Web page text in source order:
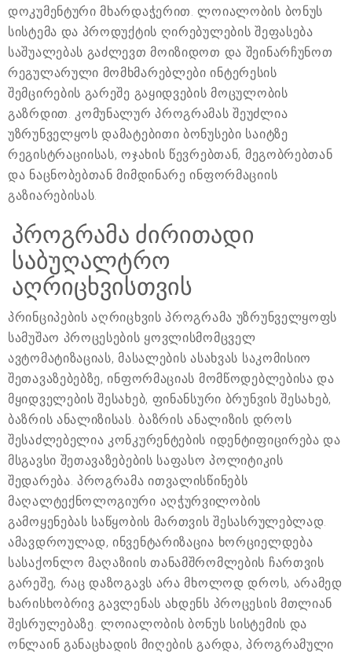
დოკუმენტური მხარდაჭერით. ლოიალობის ბონუს
სისტემა და პროდუქტის ღირებულების შეფასება
საშუალებას გაძლევთ მოიზიდოთ და შეინარჩუნოთ
რეგულარული მომხმარებლები ინტერესის
შემცირების გარეშე გაყიდვების მოცულობის
გაზრდით. კომუნალურ პროგრამას შეუძლია
უზრუნველყოს დამატებითი ბონუსები საიტზე
რეგისტრაციისას, ოჯახის წევრებთან, მეგობრებთან
და ნაცნობებთან მიმდინარე ინფორმაციის
გაზიარებისას.
პროგრამა ძირითადი
საბუღალტრო
აღრიცხვისთვის
პრინციპების აღრიცხვის პროგრამა უზრუნველყოფს
სამუშაო პროცესების ყოვლისმომცველ
ავტომატიზაციას, მასალების ასახვას საკომისიო
შეთავაზებებზე, ინფორმაციას მომწოდებლებისა და
მყიდველების შესახებ, ფინანსური ბრუნვის შესახებ,
ბაზრის ანალიზისას. ბაზრის ანალიზის დროს
შესაძლებელია კონკურენტების იდენტიფიცირება და
მსგავსი შეთავაზებების საფასო პოლიტიკის
შედარება. პროგრამა ითვალისწინებს
მაღალტექნოლოგიური აღჭურვილობის
გამოყენებას საწყობის მართვის შესასრულებლად.
ამავდროულად, ინვენტარიზაცია ხორციელდება
სასაქონლო მაღაზიის თანამშრომლების ჩართვის
გარეშე, რაც დაზოგავს არა მხოლოდ დროს, არამედ
ხარისხობრივ გავლენას ახდენს პროცესის მთლიან
შესრულებაზე. ლოიალობის ბონუს სისტემის და
ონლაინ განაცხადის მიღების გარდა, პროგრამული